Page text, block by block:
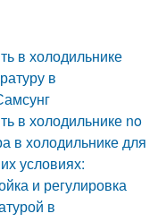
в холодильнике
в
в холодильнике no
в холодильнике для
условиях:
и регулировка
в